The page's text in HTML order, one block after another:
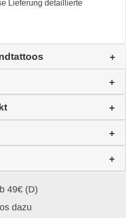
Lieferung detaillierte
49€ (D)
dazu